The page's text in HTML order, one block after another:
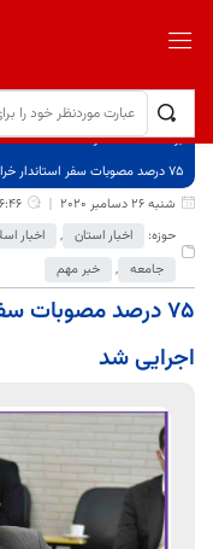
برگ نخست
نوشته‌ها
۷۵ درصد مصوبات سفر استاندار خراسان جنوبی به مرز اجرایی شد
شنبه 26 دسامبر 2020
6:46 ق.ظ
حوزه:
اخبار استان , اخبار
جامعه , خبر مهم
۷۵ درصد مصوبات
اجرایی شد